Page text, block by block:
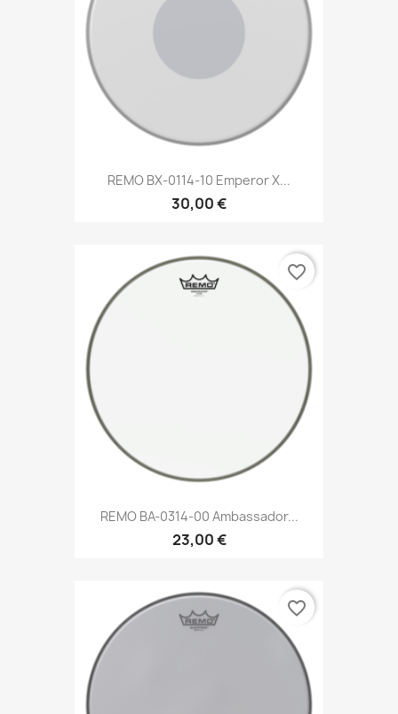
REMO BX-0114-10 Emperor X...
30,00 €
REMO BA-0314-00 Ambassador...
23,00 €
favorite_border
favorite_border